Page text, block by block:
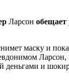
Ларсон обещает
маску и
деньгами и